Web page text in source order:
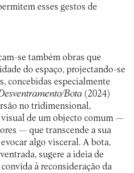
esses gestos de
se também obras que
do espaço, projectando-se
concebidas especialmente
Bota(2024)
no tridimensional,
de um objecto comum —
— que transcende a sua
algo visceral. A bota,
sugere a ideia de
à reconsideração da